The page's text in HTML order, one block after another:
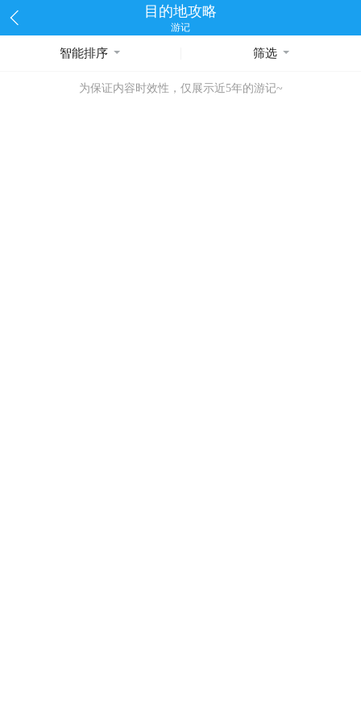
目的地攻略
游记
智能排序 筛选
为保证内容时效性，仅展示近5年的游记~